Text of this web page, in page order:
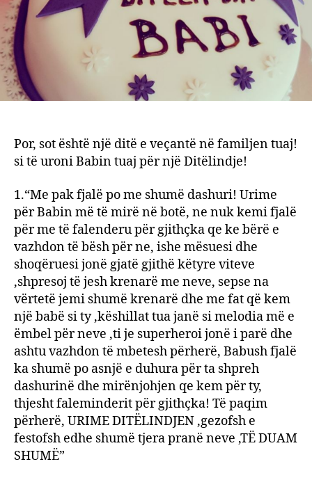
Por, sot është një ditë e veçantë në familjen tuaj!
si të uroni Babin tuaj për një Ditëlindje!
1.“Me pak fjalë po me shumë dashuri! Urime
për Babin më të mirë në botë, ne nuk kemi fjalë
për me të falenderu për gjithçka qe ke bërë e
vazhdon të bësh për ne, ishe mësuesi dhe
shoqëruesi jonë gjatë gjithë këtyre viteve
,shpresoj të jesh krenarë me neve, sepse na
vërtetë jemi shumë krenarë dhe me fat që kem
një babë si ty ,këshillat tua janë si melodia më e
ëmbel për neve ,ti je superheroi jonë i parë dhe
ashtu vazhdon të mbetesh përherë, Babush fjalë
ka shumë po asnjë e duhura për ta shpreh
dashurinë dhe mirënjohjen qe kem për ty,
thjesht faleminderit për gjithçka! Të paqim
përherë, URIME DITËLINDJEN ,gezofsh e
festofsh edhe shumë tjera pranë neve ,TË DUAM
SHUMË”